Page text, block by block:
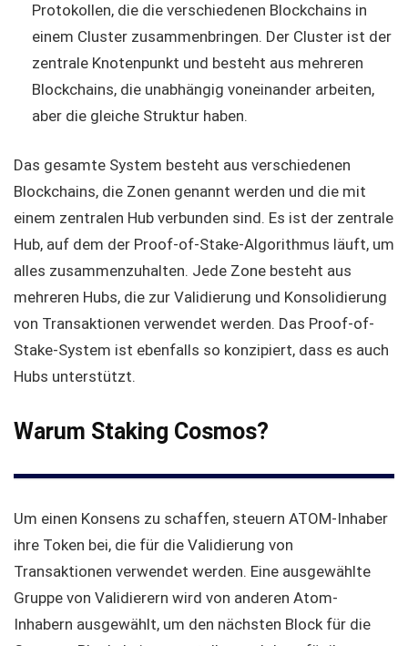
Protokollen, die die verschiedenen Blockchains in
einem Cluster zusammenbringen. Der Cluster ist der
zentrale Knotenpunkt und besteht aus mehreren
Blockchains, die unabhängig voneinander arbeiten,
aber die gleiche Struktur haben.
Das gesamte System besteht aus verschiedenen
Blockchains, die Zonen genannt werden und die mit
einem zentralen Hub verbunden sind. Es ist der zentrale
Hub, auf dem der Proof-of-Stake-Algorithmus läuft, um
alles zusammenzuhalten. Jede Zone besteht aus
mehreren Hubs, die zur Validierung und Konsolidierung
von Transaktionen verwendet werden. Das Proof-of-
Stake-System ist ebenfalls so konzipiert, dass es auch
Hubs unterstützt.
Warum Staking Cosmos?
Um einen Konsens zu schaffen, steuern ATOM-Inhaber
ihre Token bei, die für die Validierung von
Transaktionen verwendet werden. Eine ausgewählte
Gruppe von Validierern wird von anderen Atom-
Inhabern ausgewählt, um den nächsten Block für die